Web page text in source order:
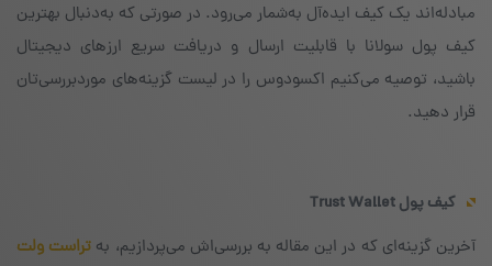
مبادله‌اند یک کیف ایده‌آل به‌شمار می‌رود. در صورتی که به‌دنبال بهترین
کیف پول سولانا با قابلیت ارسال و دریافت سریع ارزهای دیجیتال
باشید، توصیه می‌کنیم اکسودوس را در لیست گزینه‌های موردبررسی‌تان
قرار دهید.
کیف پولTrust Wallet
آخرین گزینه‌ای که در این مقاله به بررسی‌اش می‌پردازیم، به تراست ولت